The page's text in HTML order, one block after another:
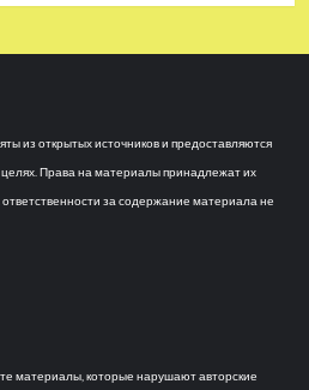
из открытых источников и предоставляются
Права на материалы принадлежат их
за содержание материала не
материалы, которые нарушают авторские